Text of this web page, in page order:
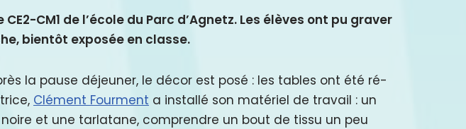
CM1 de l’école du Parc d’Agnetz. Les élèves ont pu graver
bientôt exposée en classe.
la pause déjeuner, le décor est posé : les tables ont été ré-
Clément Fourment a installé son matériel de travail : un
et une tarlatane, comprendre un bout de tissu un peu